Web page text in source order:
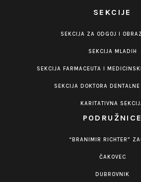
SEKCIJE
SEKCIJA ZA ODGOJ I
SEKCIJA MLADIH
SEKCIJA FARMACEUTA I
SEKCIJA DOKTORA
KARITATIVNA
PODRUŽNICE
“BRANIMIR RICHTER”
ČAKOVEC
DUBROVNIK